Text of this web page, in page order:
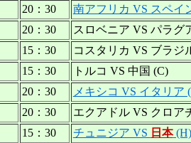
20：30
南アフリカ VS スペイ
20：30
スロベニア VS パラグ
15：30
コスタリカ VS ブラジ
15：30
トルコ VS 中国 (C)
20：30
メキシコ VS イタリア
20：30
エクアドル VS クロア
15：30 チュニジア VS 日本(H)